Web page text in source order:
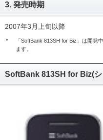
3. 発売時期
2007年3月上旬以降
*
「SoftBank 813SH for Biz」は開発
ます。
SoftBank 813SH for Biz(シ